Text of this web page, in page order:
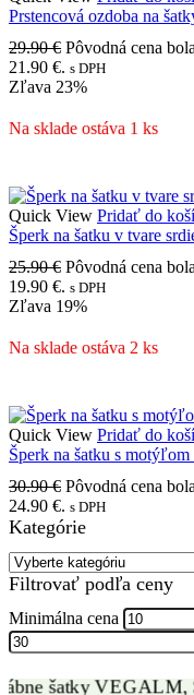
Prstencová ozdoba na
29.90€ Pôvodná cena
21.90 €. s DPH
Zľava 23%
Na sklade ostáva 1 ks
Quick View Pridať do
Šperk na šatku v tvare
25.90€ Pôvodná cena
19.90 €. s DPH
Zľava 19%
Na sklade ostáva 2 ks
Quick View Pridať do
Šperk na šatku s
30.90€ Pôvodná cena
24.90 €. s DPH
Kategórie
Filtrovať podľa ceny
Minimálna cena
VÝROBA